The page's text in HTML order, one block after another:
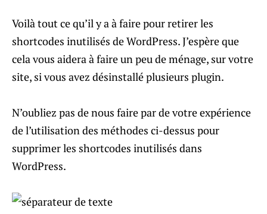
Voilà tout ce qu’il y a à faire pour retirer les
shortcodes inutilisés de WordPress. J’espère que
cela vous aidera à faire un peu de ménage, sur votre
site, si vous avez désinstallé plusieurs plugin.
N’oubliez pas de nous faire par de votre expérience
de l’utilisation des méthodes ci-dessus pour
supprimer les shortcodes inutilisés dans
WordPress.